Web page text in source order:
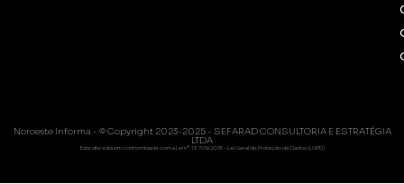
Noroeste Informa - © Copyright 2023-2025 - SEFARAD CONSULTORIA E ESTRATÉGIA
LTDA
Este site está em conformidade com a Lei nº 13.709/2018 - Lei Geral de Proteção de Dados (LGPD)